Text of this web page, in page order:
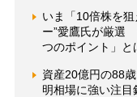
いま「10倍株を
ー”愛鷹氏が厳選
つのポイント」と
資産20億円の88
明相場に強い注